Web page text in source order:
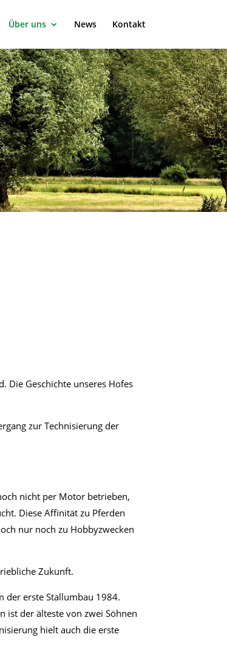
Über uns News Kontakt
Die Geschichte unseres Hofes
zur Technisierung der
nicht per Motor betrieben,
Diese Affinität zu Pferden
nur noch zu Hobbyzwecken
Zukunft.
der erste Stallumbau 1984.
ist der älteste von zwei Söhnen
hielt auch die erste